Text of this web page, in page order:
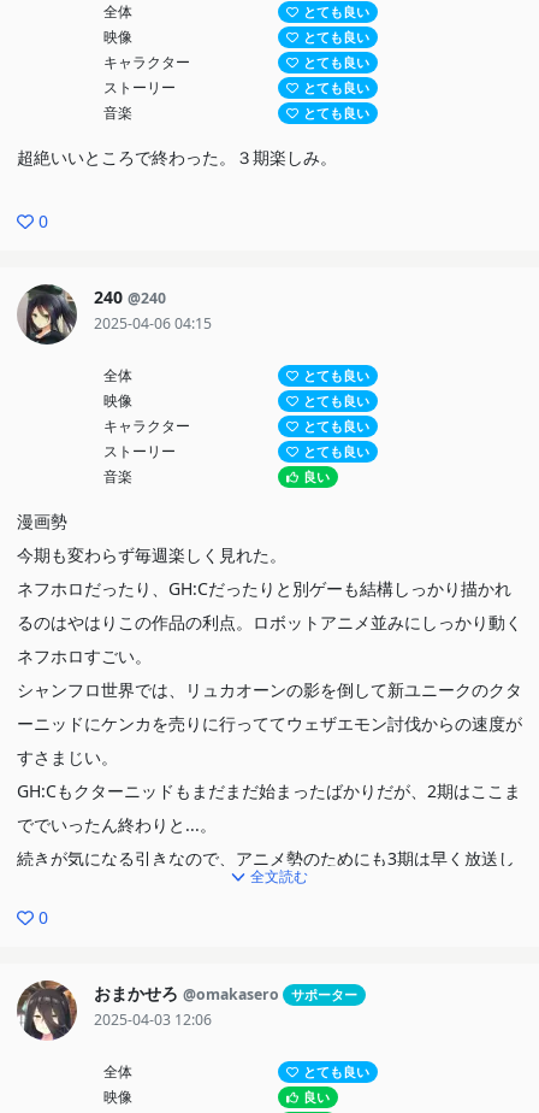
全体 とても良い
映像 とても良い
キャラクター とても良い
ストーリー とても良い
音楽 とても良い
超絶いいところで終わった。３期楽しみ。
0
240 @240
2025-04-06 04:15
全体 とても良い
映像 とても良い
キャラクター とても良い
ストーリー とても良い
音楽 良い
漫画勢
今期も変わらず毎週楽しく見れた。
ネフホロだったり、GH:Cだったりと別ゲーも結構しっかり描かれ
るのはやはりこの作品の利点。ロボットアニメ並みにしっかり動く
ネフホロすごい。
シャンフロ世界では、リュカオーンの影を倒して新ユニークのクタ
ーニッドにケンカを売りに行っててウェザエモン討伐からの速度が
すさまじい。
GH:Cもクターニッドもまだまだ始まったばかりだが、2期はここま
ででいったん終わりと...。
続きが気になる引きなので、アニメ勢のためにも3期は早く放送し
(クターニッド完結するには3期で足りるのか怪しい気もするけど)
全文読む
0
おまかせろ @omakasero サポーター
2025-04-03 12:06
全体 とても良い
映像 良い